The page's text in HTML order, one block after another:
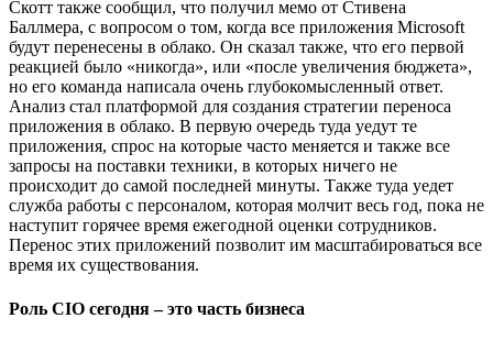
Скотт также сообщил, что получил мемо от Стивена
Баллмера, с вопросом о том, когда все приложения Microsoft
будут перенесены в облако. Он сказал также, что его первой
реакцией было «никогда», или «после увеличения бюджета»,
но его команда написала очень глубокомысленный ответ.
Анализ стал платформой для создания стратегии переноса
приложения в облако. В первую очередь туда уедут те
приложения, спрос на которые часто меняется и также все
запросы на поставки техники, в которых ничего не
происходит до самой последней минуты. Также туда уедет
служба работы с персоналом, которая молчит весь год, пока не
наступит горячее время ежегодной оценки сотрудников.
Перенос этих приложений позволит им масштабироваться все
время их существования.
Роль CIO сегодня – это часть бизнеса